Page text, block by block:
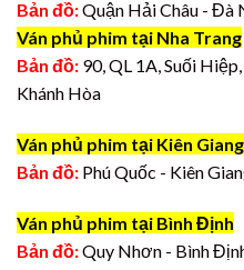
Bản đồ:Quận Hải Châu - Đà
Ván phủ phim tại Nha Trang
Bản đồ: 90, QL 1A, Suối
Khánh Hòa
Ván phủ phim tại Kiên Giang
Bản đồ: Phú Quốc - Kiên
Ván phủ phim tại Bình Định
Bản đồ:Quy Nhơn - Bình